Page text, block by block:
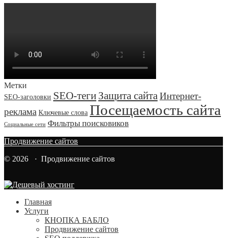
Метки
SEO-заголовки SEO-теги Защита сайта Интернет-
реклама Ключевые слова Посещаемость сайта
Социальные сети Фильтры поисковиков
Продвижение сайтов
© 2026 · Продвижение сайтов
Главная
Услуги
КНОПКА БАБЛО
Продвижение сайтов